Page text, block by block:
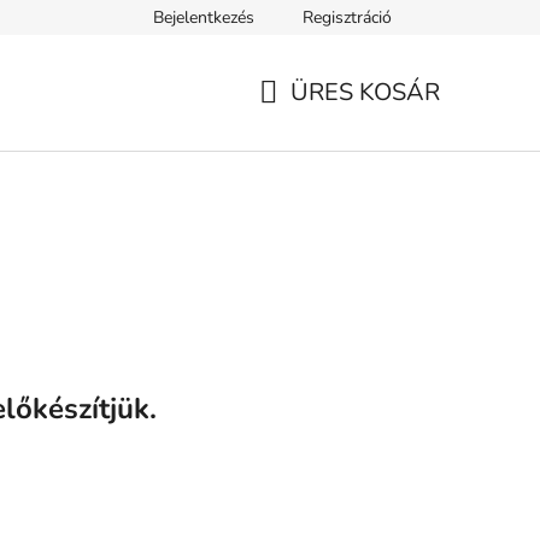
Tanácsok, tippek és érdekességek
Bejelentkezés Regisztráció
ÜRES KOSÁR